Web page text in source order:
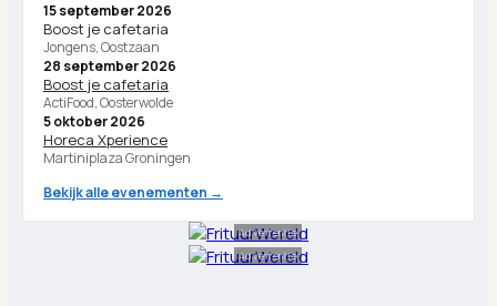
15 september 2026
Boost je cafetaria
Jongens, Oostzaan
28 september 2026
Boost je cafetaria
ActiFood, Oosterwolde
5 oktober 2026
Horeca Xperience
Martiniplaza Groningen
Bekijk alle evenementen →
Advertentie
Advertentie